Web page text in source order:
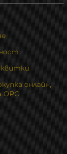
онлайн,
ОРС